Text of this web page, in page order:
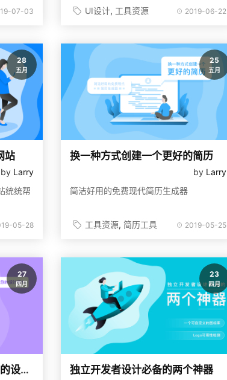
07-03
UI设计 工具资源 2019-06-22
28
五月
站
by Larry
统统帮
05-28
25
五月
换一种方式创建一个更好的简历
by Larry
简洁好用的免费现代简历生成器
工具资源 简历工具 2019-05-25
27
四月
好玩又有趣，一起来测试你的设计能力
23
四月
独立开发者设计必备的两个神器